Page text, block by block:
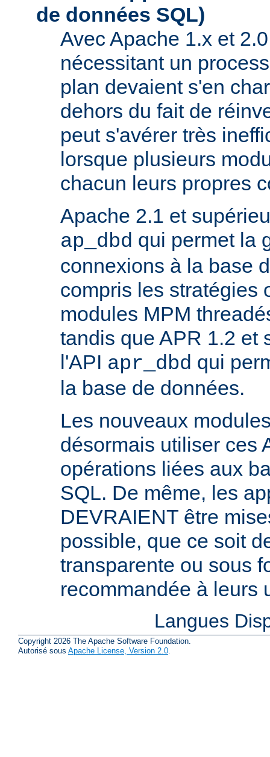
de données SQL)
Avec Apache 1.x et
nécessitant un
plan devaient s'en
dehors du fait de
peut s'avérer très
lorsque plusieurs
chacun leurs propres
Apache 2.1 et
ap_dbd qui permet la
connexions à la base
compris les stratégies
modules MPM
tandis que APR 1.2 et
l'API apr_dbd qui
la base de données.
Les nouveaux
désormais utiliser ces
opérations liées aux
SQL. De même, les
DEVRAIENT être
possible, que ce soit
transparente ou sous
recommandée à leurs
Langues
Copyright 2026 The Apache Software Foundation.
Autorisé sous Apache License, Version 2.0.